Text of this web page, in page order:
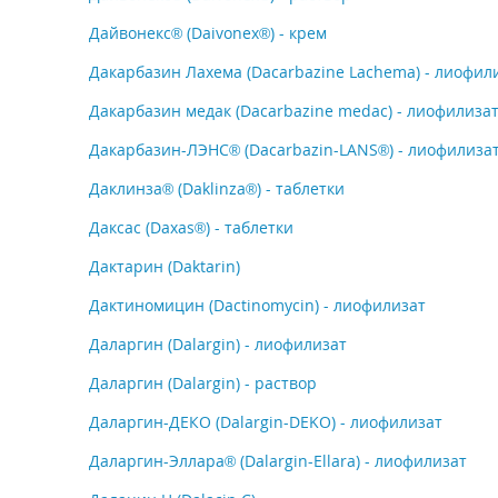
Дайвонекс® (Daivonex®) - крем
Дакарбазин Лахема (Dacarbazine Lachema) -
Дакарбазин медак (Dacarbazine medac) - лиофилизат
Дакарбазин-ЛЭНС® (Dacarbazin-LANS®) -
Даклинза® (Daklinza®) - таблетки
Даксас (Daxas®) - таблетки
Дактарин (Daktarin)
Дактиномицин (Dactinomycin) - лиофилизат
Даларгин (Dalargin) - лиофилизат
Даларгин (Dalargin) - раствор
Даларгин-ДЕКО (Dalargin-DEKO) - лиофилизат
Даларгин-Эллара® (Dalargin-Ellara) - лиофилизат